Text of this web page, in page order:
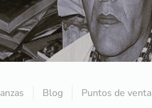
Blog Puntos de venta